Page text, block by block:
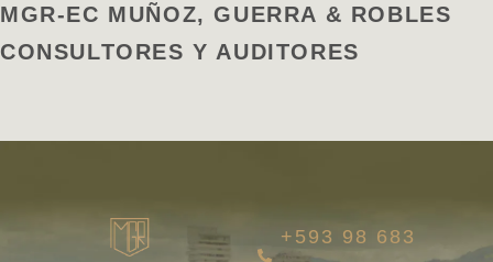
MGR-EC MUÑOZ, GUERRA & ROBLES
CONSULTORES Y AUDITORES
+593 98 683